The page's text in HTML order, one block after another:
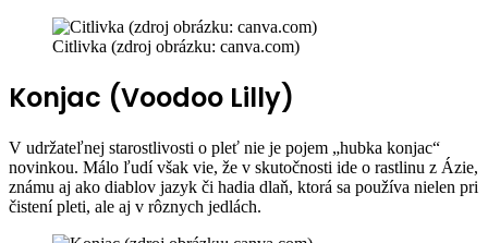
Citlivka (zdroj obrázku: canva.com)
Konjac (Voodoo Lilly)
V udržateľnej starostlivosti o pleť nie je pojem „hubka konjac“
novinkou. Málo ľudí však vie, že v skutočnosti ide o rastlinu z Ázie,
známu aj ako diablov jazyk či hadia dlaň, ktorá sa používa nielen pri
čistení pleti, ale aj v rôznych jedlách.